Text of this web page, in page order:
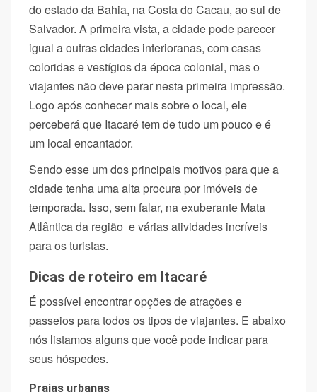
do estado da Bahia, na Costa do Cacau, ao sul de
Salvador. A primeira vista, a cidade pode parecer
igual a outras cidades interioranas, com casas
coloridas e vestígios da época colonial, mas o
viajantes não deve parar nesta primeira impressão.
Logo após conhecer mais sobre o local, ele
perceberá que Itacaré tem de tudo um pouco e é
um local encantador.
Sendo esse um dos principais motivos para que a
cidade tenha uma alta procura por imóveis de
temporada. Isso, sem falar, na exuberante Mata
Atlântica da região e várias atividades incríveis
para os turistas.
Dicas de roteiro em Itacaré
É possível encontrar opções de atrações e
passeios para todos os tipos de viajantes. E abaixo
nós listamos alguns que você pode indicar para
seus hóspedes.
Praias urbanas